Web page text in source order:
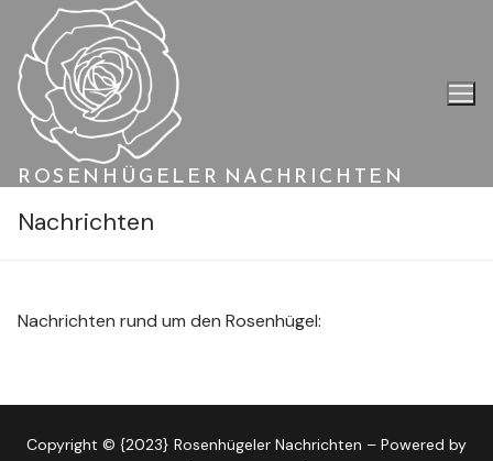
Inhalt
springen
ROSENHÜGELER NACHRICHTEN
Nachrichten
Nachrichten rund um den Rosenhügel:
Copyright © {2023} Rosenhügeler Nachrichten – Powered by